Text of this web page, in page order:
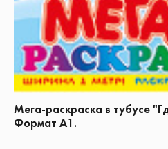
Мега-раскраска в тубусе
Формат А1.